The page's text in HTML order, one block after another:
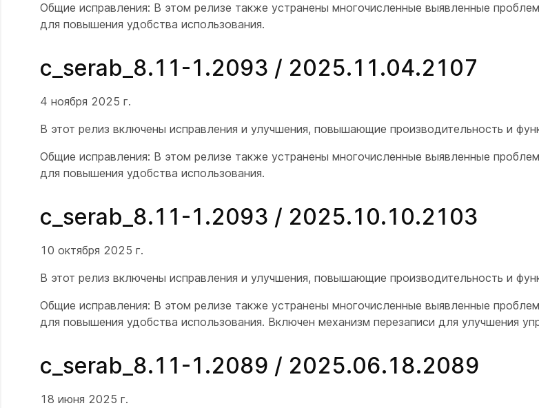
Общие исправления: В этом релизе также устранены многочисленные выявленные
для повышения удобства использования.
c_serab_8.11-1.2093 / 2025.11.04.2107
4 ноября 2025 г.
В этот релиз включены исправления и улучшения, повышающие производительность и
Общие исправления: В этом релизе также устранены многочисленные выявленные
для повышения удобства использования.
c_serab_8.11-1.2093 / 2025.10.10.2103
10 октября 2025 г.
В этот релиз включены исправления и улучшения, повышающие производительность и
Общие исправления: В этом релизе также устранены многочисленные выявленные
для повышения удобства использования. Включен механизм перезаписи для улучшения
c_serab_8.11-1.2089 / 2025.06.18.2089
18 июня 2025 г.